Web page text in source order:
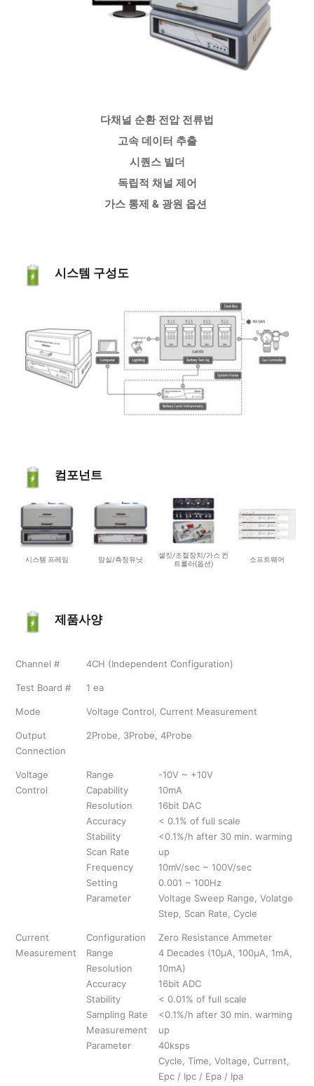
다채널 순환 전압 전류법
고속 데이터 추출
시퀀스 빌더
독립적 채널 제어
가스 통제 & 광원 옵션
시스템 구성도
컴포넌트
시스템 프레임 암실/측정유닛
셀킷/조절장치/가스 컨
트롤러(옵션)
소프트웨어
제품사양
Channel # 4CH (Independent Configuration)
Test Board # 1 ea
Mode Voltage Control, Current Measurement
Output
Connection
2Probe, 3Probe, 4Probe
Voltage
Control
Range
Capability
Resolution
Accuracy
Stability
Scan Rate
Frequency
Setting
Parameter
-10V ~ +10V
10mA
16bit DAC
< 0.1% of full scale
<0.1%/h after 30 min. warming
up
10mV/sec ~ 100V/sec
0.001 ~ 100Hz
Voltage Sweep Range, Volatge
Step, Scan Rate, Cycle
Current
Measurement
Configuration
Range
Resolution
Accuracy
Stability
Sampling Rate
Measurement
Parameter
Zero Resistance Ammeter
4 Decades (10μA, 100μA, 1mA,
10mA)
16bit ADC
< 0.01% of full scale
<0.1%/h after 30 min. warming
up
40ksps
Cycle, Time, Voltage, Current,
Epc / Ipc / Epa / Ipa